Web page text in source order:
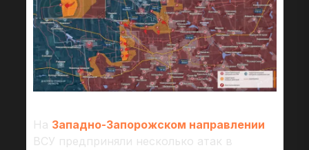
На Западно-Запорожском направлении
ВСУ предприняли несколько атак в